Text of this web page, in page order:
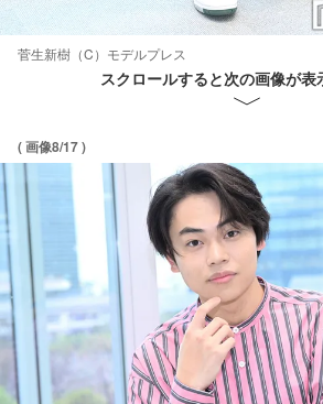
菅生新樹（C）モデルプレス
スクロールすると次の画像が表
( 画像8/17 )